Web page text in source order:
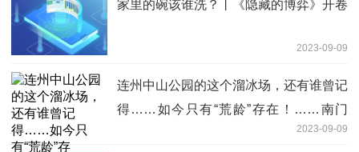
家里的碗该谁洗？丨《隐藏的博弈》开卷
2023-09-09
连州中山公园的这个溜冰场，还有谁曾记
得……如今只有“荒龄”存在！……南门
2023-09-09